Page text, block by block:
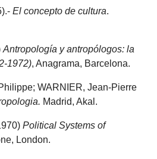
El concepto de cultura.
Antropología y antropólogos: la
1972), Anagrama, Barcelona.
WARNIER, Jean-Pierre
Madrid, Akal.
Political Systems of
London.